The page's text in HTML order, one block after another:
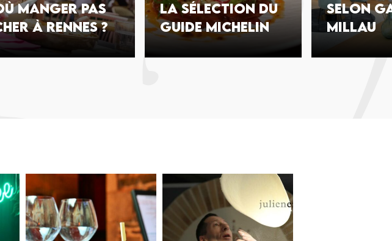
manger pas
à Rennes ?
la sélection du
Guide Michelin
selon
Millau